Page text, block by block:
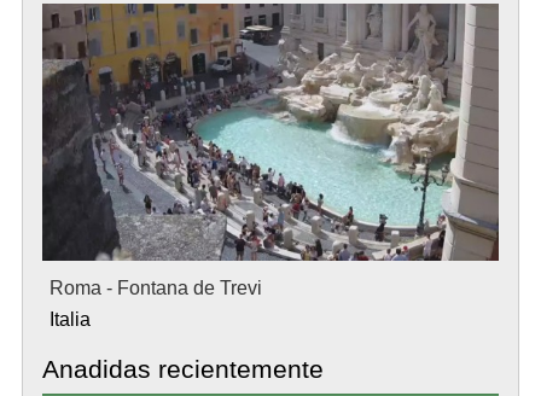
Roma - Fontana de Trevi
Italia
Anadidas recientemente